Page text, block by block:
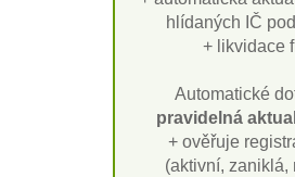
hlídaných IČ
+ likvidace
Automatické
pravidelná
+ ověřuje
(aktivní, zaniklá,